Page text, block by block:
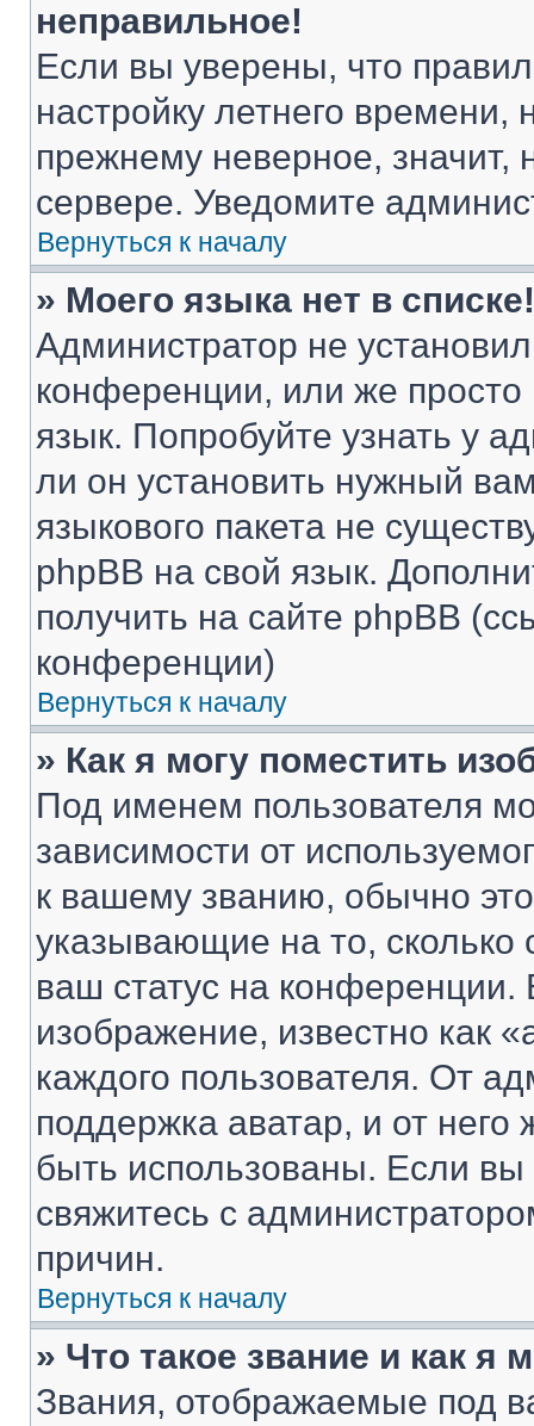
неправильное!
Если вы уверены, что
настройку летнего
прежнему неверное, значит,
сервере. Уведомите
Вернуться к началу
» Моего языка нет в списке!
Администратор не
конференции, или же
язык. Попробуйте узнать у
ли он установить нужный
языкового пакета не
phpBB на свой язык.
получить на сайте phpBB
конференции)
Вернуться к началу
» Как я могу поместить
Под именем пользователя
зависимости от
к вашему званию, обычно это
указывающие на то,
ваш статус на
изображение, известно как
каждого пользователя. От
поддержка аватар, и от него
быть использованы. Если
свяжитесь с
причин.
Вернуться к началу
» Что такое звание и как я
Звания, отображаемые под